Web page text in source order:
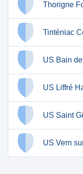
Thorigne
Tinténiac
US Bain
US Liffré
US Saint
US Vern